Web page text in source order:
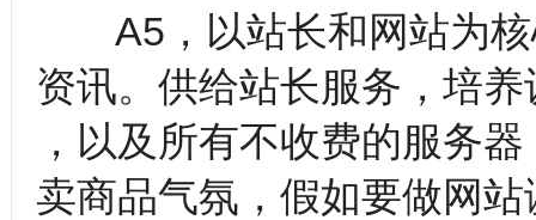
A5，以站长和网站为核
资讯。供给站长服务，培
，以及所有不收费的服务
卖商品气氛，假如要做网